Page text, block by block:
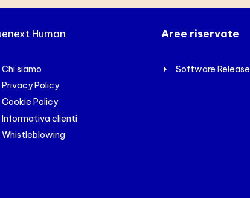
Human
Chi siamo
Privacy Policy
Cookie Policy
Informativa clienti
Whistleblowing
Aree riservate
Software Release